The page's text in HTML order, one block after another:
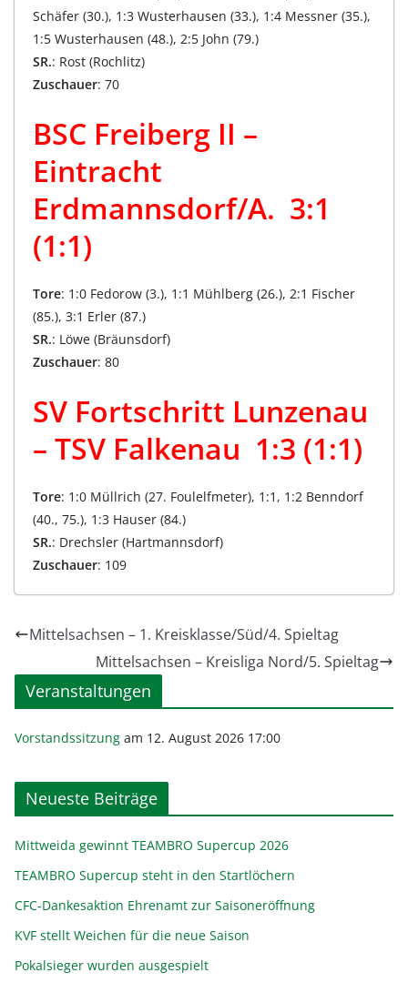
Schäfer (30.), 1:3 Wusterhausen (33.), 1:4 Messner (35.),
1:5 Wusterhausen (48.), 2:5 John (79.)
SR.: Rost (Rochlitz)
Zuschauer: 70
BSC Freiberg II –
Eintracht
Erdmannsdorf/A. 3:1
(1:1)
Tore: 1:0 Fedorow (3.), 1:1 Mühlberg (26.), 2:1 Fischer
(85.), 3:1 Erler (87.)
SR.: Löwe (Bräunsdorf)
Zuschauer: 80
SV Fortschritt Lunzenau
– TSV Falkenau 1:3 (1:1)
Tore: 1:0 Müllrich (27. Foulelfmeter), 1:1, 1:2 Benndorf
(40., 75.), 1:3 Hauser (84.)
SR.: Drechsler (Hartmannsdorf)
Zuschauer: 109
Mittelsachsen – 1. Kreisklasse/Süd/4. Spieltag
Mittelsachsen – Kreisliga Nord/5. Spieltag
Veranstaltungen
Vorstandssitzung am 12. August 2026 17:00
Neueste Beiträge
Mittweida gewinnt TEAMBRO Supercup 2026
TEAMBRO Supercup steht in den Startlöchern
CFC-Dankesaktion Ehrenamt zur Saisoneröffnung
KVF stellt Weichen für die neue Saison
Pokalsieger wurden ausgespielt